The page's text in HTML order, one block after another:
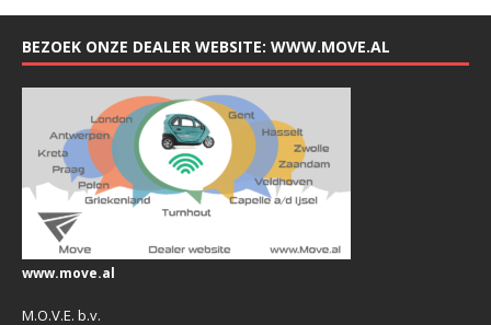
BEZOEK ONZE DEALER WEBSITE: WWW.MOVE.AL
www.move.al
M.O.V.E. b.v.